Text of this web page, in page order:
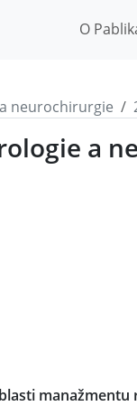
O
neurochirurgie
a
manažmentu